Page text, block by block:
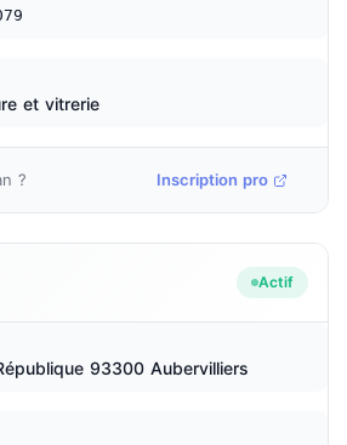
et vitrerie
? Inscription pro
Actif
93300 Aubervilliers